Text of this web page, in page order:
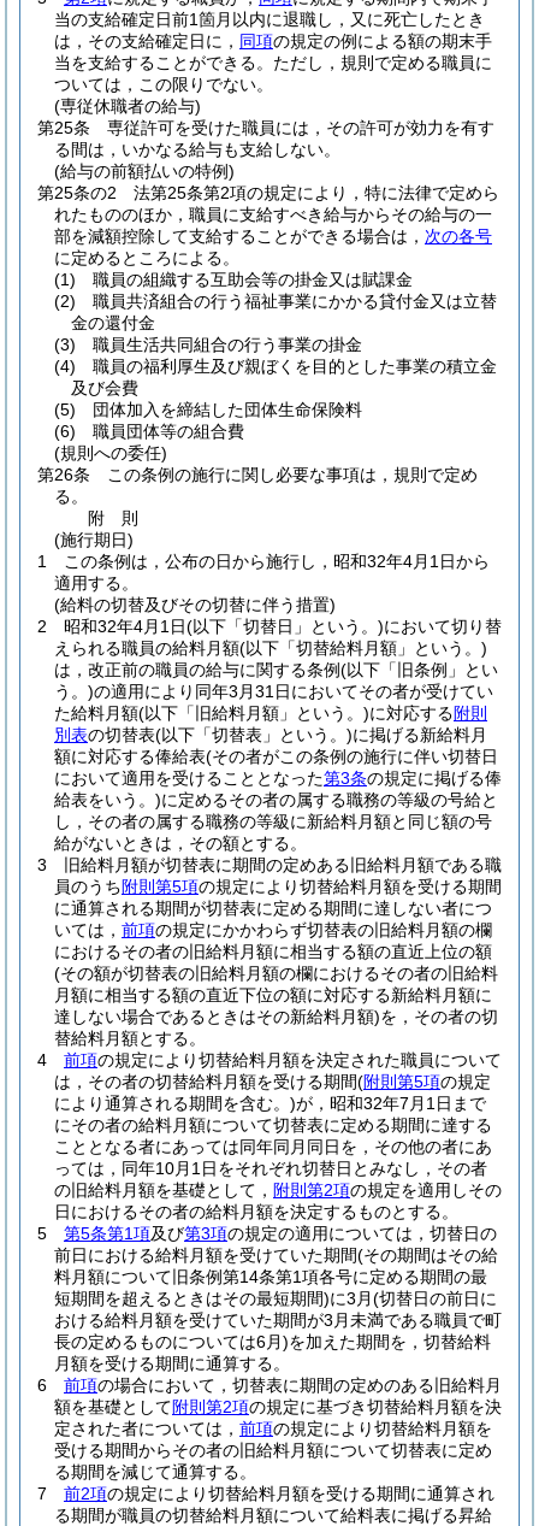
当の支給確定日前1箇月以内に退職し，又に死亡したとき
は，その支給確定日に， 同項の規定の例による額の期末手
当を支給することができる。 ただし，規則で定める職員に
ついては，この限りでない。
(専従休職者の給与)
第25条
専従許可を受けた職員には，その許可が効力を有す
る間は，いかなる給与も支給しない。
(給与の前額払いの特例)
第25条の2
法第25条第2項の規定により，特に法律で定めら
れたもののほか，職員に支給すべき給与からその給与の一
部を減額控除して支給することができる場合は， 次の各号
に定めるところによる。
(1)
職員の組織する互助会等の掛金又は賦課金
(2)
職員共済組合の行う福祉事業にかかる貸付金又は立替
金の還付金
(3)
職員生活共同組合の行う事業の掛金
(4)
職員の福利厚生及び親ぼくを目的とした事業の積立金
及び会費
(5)
団体加入を締結した団体生命保険料
(6)
職員団体等の組合費
(規則への委任)
第26条
この条例の施行に関し必要な事項は，規則で定め
る。
附 則
(施行期日)
1
この条例は，公布の日から施行し，昭和32年4月1日から
適用する。
(給料の切替及びその切替に伴う措置)
2
昭和32年4月1日(以下「切替日」という。)において切り替
えられる職員の給料月額(以下「切替給料月額」という。)
は，改正前の職員の給与に関する条例(以下「旧条例」とい
う。)の適用により同年3月31日においてその者が受けてい
た給料月額(以下「旧給料月額」という。)に対応する附則
別表の切替表(以下「切替表」という。)に掲げる新給料月
額に対応する俸給表(その者がこの条例の施行に伴い切替日
において適用を受けることとなった第3条の規定に掲げる俸
給表をいう。)に定めるその者の属する職務の等級の号給と
し，その者の属する職務の等級に新給料月額と同じ額の号
給がないときは，その額とする。
3
旧給料月額が切替表に期間の定めある旧給料月額である職
員のうち附則第5項の規定により切替給料月額を受ける期間
に通算される期間が切替表に定める期間に達しない者につ
いては， 前項の規定にかかわらず切替表の旧給料月額の欄
におけるその者の旧給料月額に相当する額の直近上位の額
(その額が切替表の旧給料月額の欄におけるその者の旧給料
月額に相当する額の直近下位の額に対応する新給料月額に
達しない場合であるときはその新給料月額)を，その者の切
替給料月額とする。
4
前項の規定により切替給料月額を決定された職員について
は，その者の切替給料月額を受ける期間(附則第5項の規定
により通算される期間を含む。)が，昭和32年7月1日まで
にその者の給料月額について切替表に定める期間に達する
こととなる者にあっては同年同月同日を，その他の者にあ
っては，同年10月1日をそれぞれ切替日とみなし，その者
の旧給料月額を基礎として， 附則第2項の規定を適用しその
日におけるその者の給料月額を決定するものとする。
5
第5条第1項及び第3項の規定の適用については，切替日の
前日における給料月額を受けていた期間(その期間はその給
料月額について旧条例第14条第1項各号に定める期間の最
短期間を超えるときはその最短期間)に3月(切替日の前日に
おける給料月額を受けていた期間が3月未満である職員で町
長の定めるものについては6月)を加えた期間を，切替給料
月額を受ける期間に通算する。
6
前項の場合において，切替表に期間の定めのある旧給料月
額を基礎として附則第2項の規定に基づき切替給料月額を決
定された者については， 前項の規定により切替給料月額を
受ける期間からその者の旧給料月額について切替表に定め
る期間を減じて通算する。
7
前2項の規定により切替給料月額を受ける期間に通算され
る期間が職員の切替給料月額について給料表に掲げる昇給